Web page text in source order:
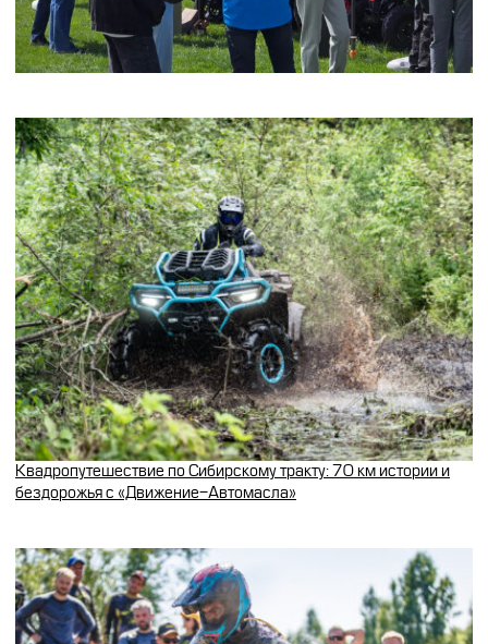
Квадропутешествие по Сибирскому тракту: 70 км истории и
бездорожья с «Движение-Автомасла»